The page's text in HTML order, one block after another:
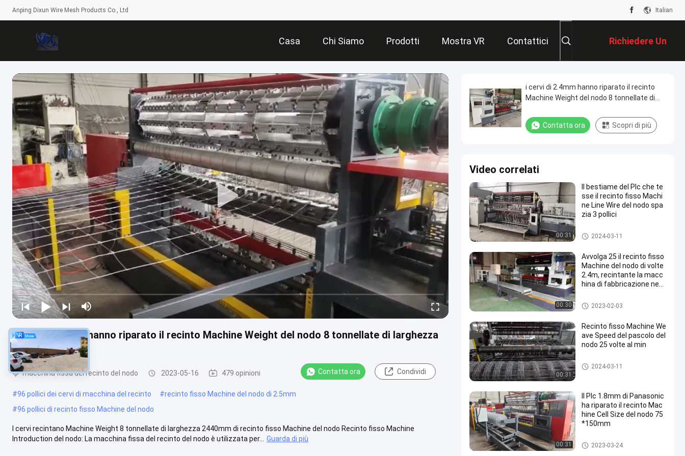
Anping Dixun Wire Mesh Products Co., Ltd Italian
Casa Chi Siamo Prodotti Mostra VR Contattici Richiedere Un
Preventivo
i cervi di 2.4mm hanno riparato il recinto Machine Weight del nodo 8 tonnellate di larghezza
2440mm
macchina fissa del recinto del nodo 2023-05-16 479 opinioni Contatta ora Condividi
#96 pollici dei cervi di macchina del recinto #recinto fisso Machine del nodo di 2.5mm
#96 pollici di recinto fisso Machine del nodo
I cervi recintano Machine Weight 8 tonnellate di larghezza 2440mm di recinto fisso Machine del nodo Recinto fisso Machine
Introduction del nodo: La macchina fissa del recinto del nodo è utilizzata per...
Guarda di più
i cervi di 2.4mm hanno riparato il recinto
Machine Weight del nodo 8 tonnellate di
Contatta ora Scopri di più
Video correlati
00:31
Il bestiame del Plc che te
sse il recinto fisso Machi
ne Line Wire del nodo spa
zia 3 pollici
macchina fissa del recinto del
nodo
2024-03-11
00:30
Avvolga 25 il recinto fisso
Machine del nodo di volte
2.4m, recintante la macc
hina di fabbricazione nett
macchina fissa del recinto del
nodo
2023-02-03
00:31
Recinto fisso Machine We
ave Speed del pascolo del
nodo 25 volte al min
macchina fissa del recinto del
nodo
2024-03-11
00:31
Il Plc 1.8mm di Panasonic
ha riparato il recinto Mac
hine Cell Size del nodo 75
*150mm
macchina fissa del recinto del
nodo
2023-03-24